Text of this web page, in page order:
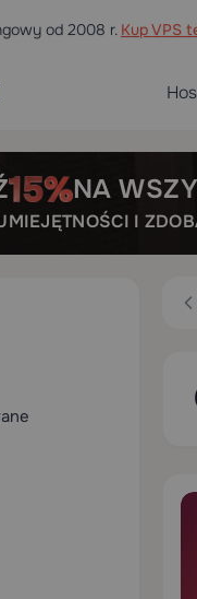
od 2008 r. Kup VPS
NA
I